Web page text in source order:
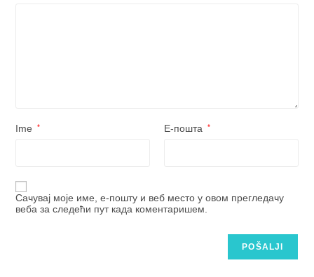
Ime * Е-пошта *
Сачувај моје име, е-пошту и веб место у овом прегледачу
веба за следећи пут када коментаришем.